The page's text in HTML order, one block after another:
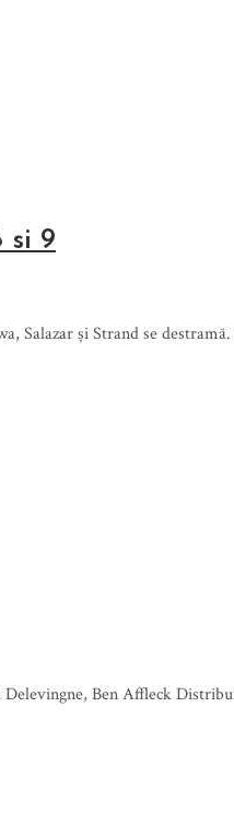
si 9
Salazar și Strand se
Ben Affleck